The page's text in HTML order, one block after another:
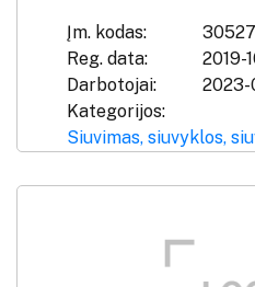
Įm. kodas:
Reg. data:
2019-
Darbotojai:
2023-
Kategorijos:
Siuvimas, siuvyklos,